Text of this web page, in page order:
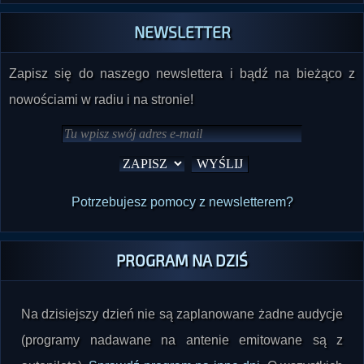
Zapisz się do naszego newslettera i bądź na bieżąco z
nowościami w radiu i na stronie!
Potrzebujesz pomocy z newsletterem?
PROGRAM NA DZIŚ
Na dzisiejszy dzień nie są zaplanowane żadne audycje
(programy nadawane na antenie emitowane są z
autopilota).
Sprawdź program na inne dni. O wszystkich
planowanych audycjach informujemy na bieżąco na tej